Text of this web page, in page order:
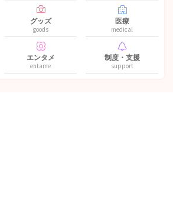
グッズ
goods
医療
medical
エンタメ
entame
制度・支援
support